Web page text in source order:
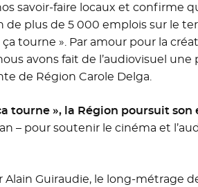
savoir-faire locaux et confirme
de plus de 5 000 emplois sur le
tourne ». Par amour pour la
avons fait de l’audiovisuel
de Région Carole Delga.
tourne », la Région poursuit
– pour soutenir le cinéma et
Alain Guiraudie, le long-métrage